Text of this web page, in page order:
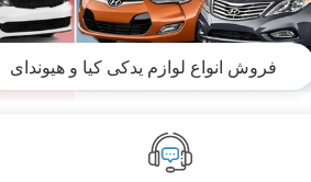
فروش انواع لوازم یدکی کیا و هیوندای